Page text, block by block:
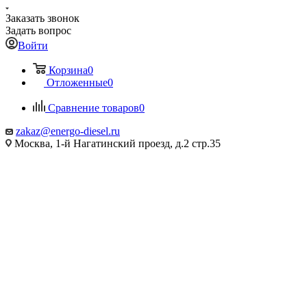
Заказать звонок
Задать вопрос
Войти
Корзина0
Отложенные0
Сравнение товаров0
zakaz@energo-diesel.ru
Москва, 1-й Нагатинский проезд, д.2 стр.35